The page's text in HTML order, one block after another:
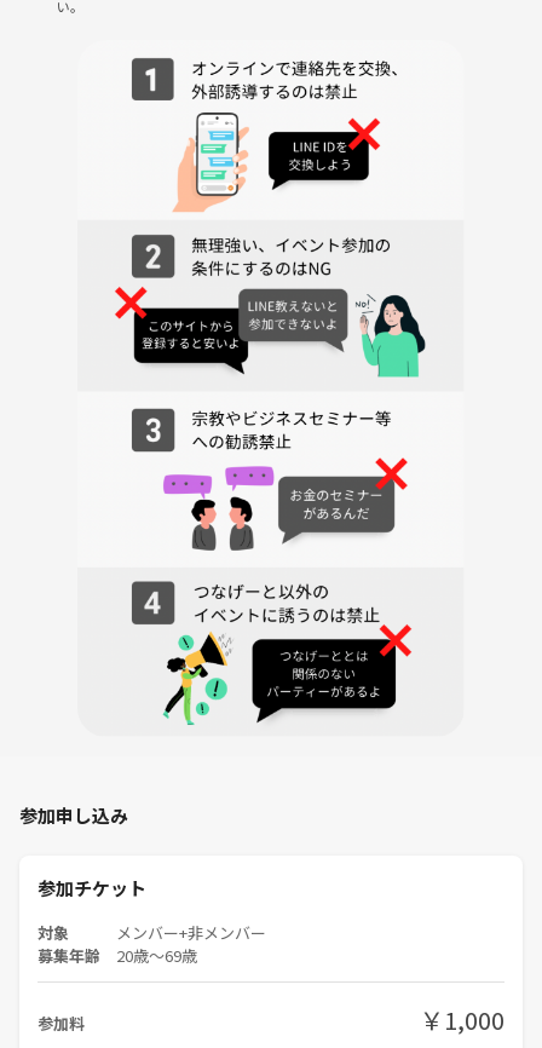
しながらイベントの振り返り
JR福知山線廃線ウォーク
兵庫県の武庫川沿いでは、1986年に廃線となったJR（旧国鉄）福知山
線上に遊歩道が整備されていて、廃線敷を歩くことができるんです。
踏みしめて歩く全長約4.7kmのハイキングコースです。
廃線跡にはレールなどが残されており歩きながら、当時の面影を感じる
鉄道遺構の多くが当時のまま残る。途中のトンネルを抜けると目に飛び
込むのは、武庫川の渓谷美。木々の緑が眩しい…
日差しが遮断されたトンネル内は空気がひんやりと感じられる。木々に
包まれた散策路は川から吹く風が涼やか。
※約7.4kmはJR生瀬駅または西宮名塩駅とJR武田尾駅間の距離。トンネ
ル内は真っ暗のため懐中電灯を要持参。ハイキングは原則自己責任
☘️サークルの雰囲気☘️
齢や性別、職業などは問いません。たまには都会の喧騒から離れて、自
然や歴史に触れながら、新しい仲間を作りましょう
い。
参加申し込み
参加チケット
対象 メンバー+非メンバー
募集年齢 20歳〜69歳
参加料 ￥1,000